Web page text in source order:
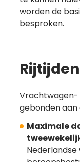
worden de
besproken.
Rijtijden
Vrachtwagen-
gebonden aan
Maximale